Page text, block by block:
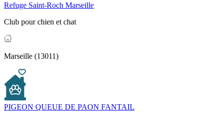
Refuge Saint-Roch Marseille
Club pour chien et chat
Marseille (13011)
PIGEON QUEUE DE PAON FANTAIL